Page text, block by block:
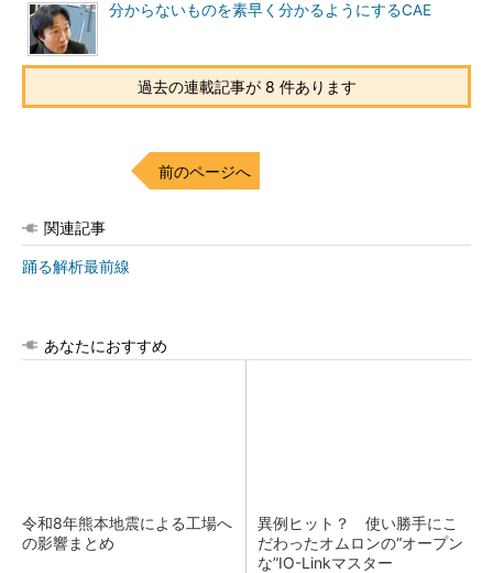
分からないものを素早く分かるようにするCAE
過去の連載記事が 8 件あります
前のページへ
関連記事
踊る解析最前線
あなたにおすすめ
令和8年熊本地震による工場へ
の影響まとめ
異例ヒット？ 使い勝手にこ
だわったオムロンの“オープン
な”IO-Linkマスター